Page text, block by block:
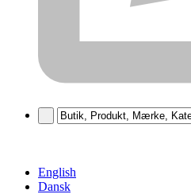
English
Dansk